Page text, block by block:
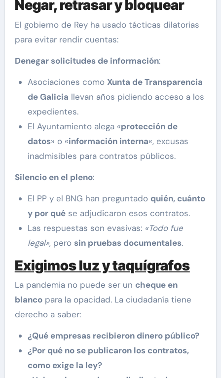
Negar, retrasar y bloquear
El gobierno de Rey ha usado tácticas dilatorias
para evitar rendir cuentas:
Denegar solicitudes de información:
Asociaciones como Xunta de Transparencia
de Galicia llevan años pidiendo acceso a los
expedientes.
El Ayuntamiento alega «protección de
datos» o «información interna«, excusas
inadmisibles para contratos públicos.
Silencio en el pleno:
El PP y el BNG han preguntado quién, cuánto
y por quése adjudicaron esos contratos.
Las respuestas son evasivas: «Todo fue
legal», pero sin pruebas documentales.
Exigimos luz y taquígrafos
La pandemia no puede ser un cheque en
blancopara la opacidad. La ciudadanía tiene
derecho a saber:
¿Qué empresas recibieron dinero público?
¿Por qué no se publicaron los contratos,
como exige la ley?